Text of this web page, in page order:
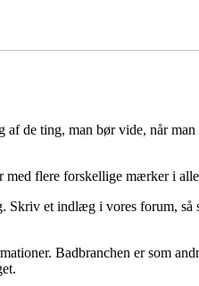
de ting, man bør vide, når
med flere forskellige mærker i
et indlæg i vores forum, så
Badbranchen er som